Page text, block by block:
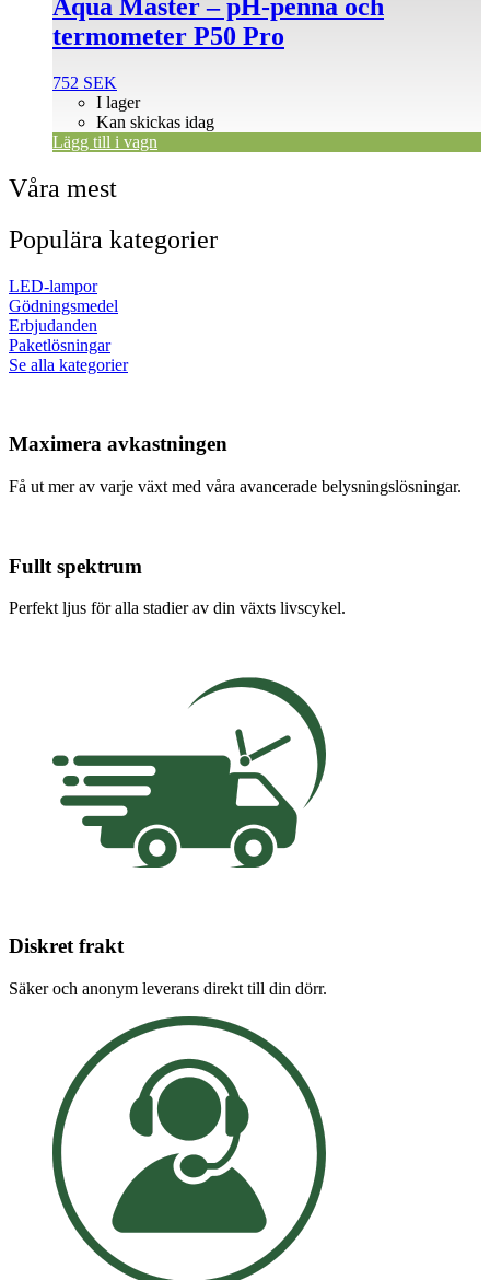
Aqua Master – pH-penna och
termometer P50 Pro
752 SEK
I lager
Kan skickas idag
Lägg till i vagn
Våra mest
Populära kategorier
LED-lampor
Gödningsmedel
Erbjudanden
Paketlösningar
Se alla kategorier
Maximera avkastningen
Få ut mer av varje växt med våra avancerade belysningslösningar.
Fullt spektrum
Perfekt ljus för alla stadier av din växts livscykel.
Diskret frakt
Säker och anonym leverans direkt till din dörr.